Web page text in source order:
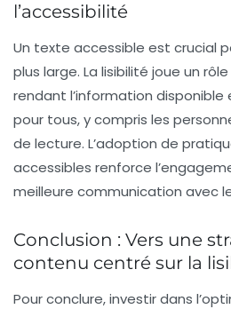
l’accessibilité
Un texte accessible est crucial
plus large. La lisibilité joue un
rendant l’information
pour tous, y compris les
de lecture. L’adoption de
accessibles renforce
meilleure communication avec
Conclusion : Vers une
contenu centré sur la
Pour conclure, investir dans